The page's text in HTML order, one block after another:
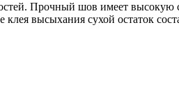
Прочный шов имеет высокую
высыхания сухой остаток